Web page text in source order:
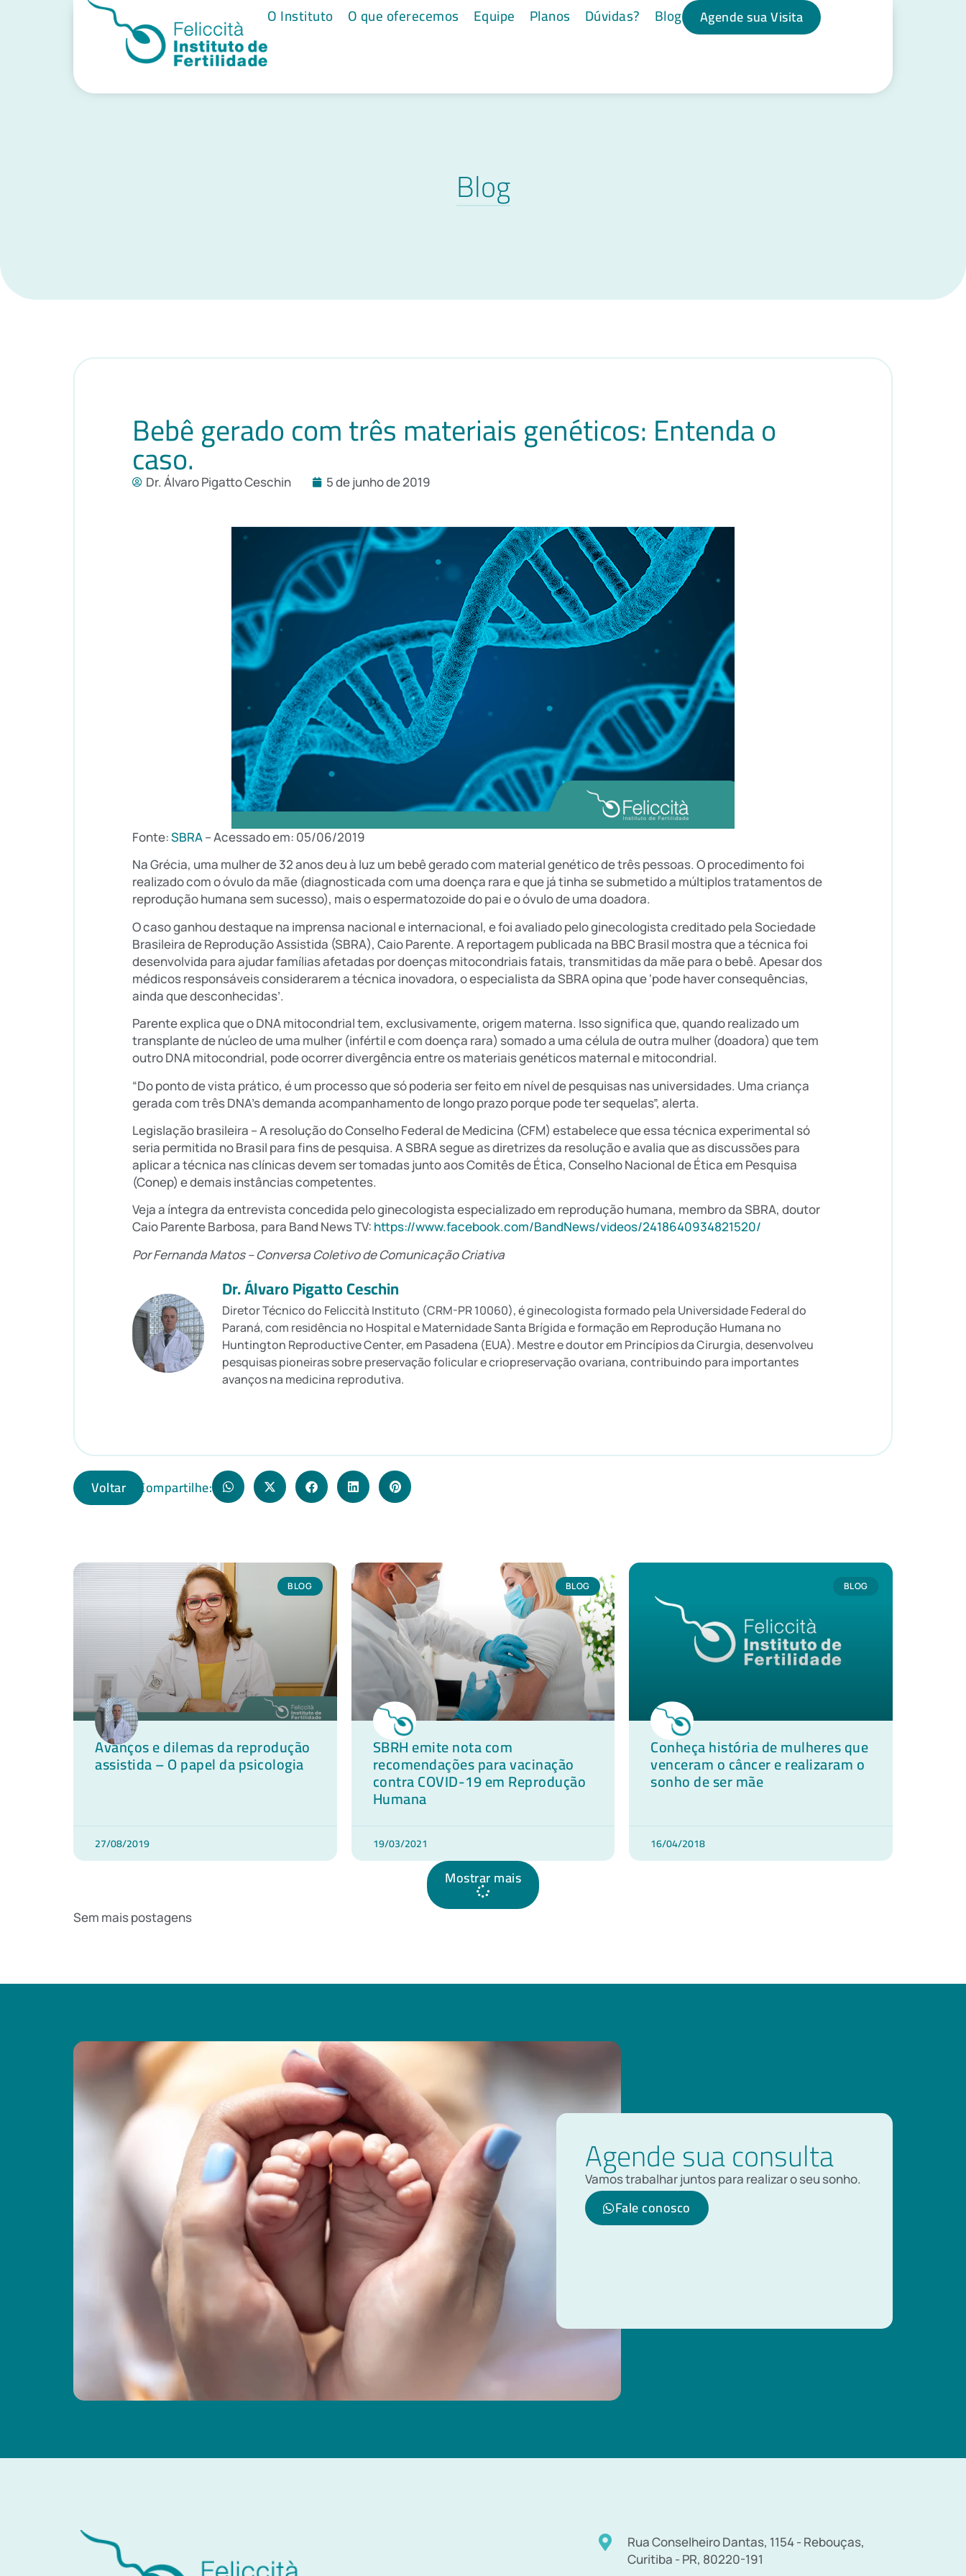
O Instituto O que oferecemos Equipe Planos Dúvidas? Blog Agende sua Visita
Blog
Bebê gerado com três materiais genéticos: Entenda o
caso.
Dr. Álvaro Pigatto Ceschin 5 de junho de 2019
Fonte:SBRA– Acessado em: 05/06/2019
Na Grécia, uma mulher de 32 anos deu à luz um bebê gerado com material genético de três pessoas. O procedimento foi
realizado com o óvulo da mãe (diagnosticada com uma doença rara e que já tinha se submetido a múltiplos tratamentos de
reprodução humana sem sucesso), mais o espermatozoide do pai e o óvulo de uma doadora.
O caso ganhou destaque na imprensa nacional e internacional, e foi avaliado pelo ginecologista creditado pela Sociedade
Brasileira de Reprodução Assistida (SBRA), Caio Parente. A reportagem publicada na BBC Brasil mostra que a técnica foi
desenvolvida para ajudar famílias afetadas por doenças mitocondriais fatais, transmitidas da mãe para o bebê. Apesar dos
médicos responsáveis considerarem a técnica inovadora, o especialista da SBRA opina que ‘pode haver consequências,
ainda que desconhecidas’.
Parente explica que o DNA mitocondrial tem, exclusivamente, origem materna. Isso significa que, quando realizado um
transplante de núcleo de uma mulher (infértil e com doença rara) somado a uma célula de outra mulher (doadora) que tem
outro DNA mitocondrial, pode ocorrer divergência entre os materiais genéticos maternal e mitocondrial.
“Do ponto de vista prático, é um processo que só poderia ser feito em nível de pesquisas nas universidades. Uma criança
gerada com três DNA’s demanda acompanhamento de longo prazo porque pode ter sequelas”, alerta.
Legislação brasileira – A resolução do Conselho Federal de Medicina (CFM) estabelece que essa técnica experimental só
seria permitida no Brasil para fins de pesquisa. A SBRA segue as diretrizes da resolução e avalia que as discussões para
aplicar a técnica nas clínicas devem ser tomadas junto aos Comitês de Ética, Conselho Nacional de Ética em Pesquisa
(Conep) e demais instâncias competentes.
Veja a íntegra da entrevista concedida pelo ginecologista especializado em reprodução humana, membro da SBRA, doutor
Caio Parente Barbosa, para Band News TV: https://www.facebook.com/BandNews/videos/2418640934821520/
Por Fernanda Matos – Conversa Coletivo de Comunicação Criativa
Dr. Álvaro Pigatto Ceschin
Diretor Técnico do Feliccità Instituto (CRM-PR 10060), é ginecologista formado pela Universidade Federal do
Paraná, com residência no Hospital e Maternidade Santa Brígida e formação em Reprodução Humana no
Huntington Reproductive Center, em Pasadena (EUA). Mestre e doutor em Princípios da Cirurgia, desenvolveu
pesquisas pioneiras sobre preservação folicular e criopreservação ovariana, contribuindo para importantes
avanços na medicina reprodutiva.
Voltar Compartilhe:
BLOG
Avanços e dilemas da reprodução
assistida – O papel da psicologia
27/08/2019
BLOG
SBRH emite nota com
recomendações para vacinação
contra COVID-19 em Reprodução
Humana
19/03/2021
BLOG
Conheça história de mulheres que
venceram o câncer e realizaram o
sonho de ser mãe
16/04/2018
Mostrar mais
Sem mais postagens
Agende sua consulta
Vamos trabalhar juntos para realizar o seu sonho.
Fale conosco
Rua Conselheiro Dantas, 1154 - Rebouças,
Curitiba - PR, 80220-191